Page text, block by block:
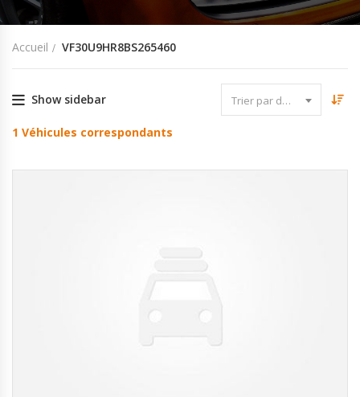
Accueil VF30U9HR8BS265460
Show sidebar Trier par date
1 Véhicules correspondants